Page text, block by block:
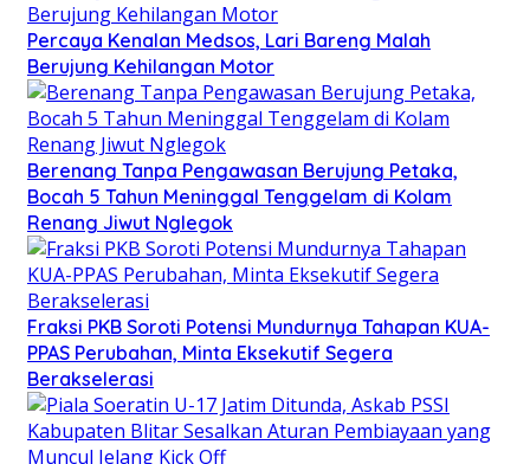
Percaya Kenalan Medsos, Lari Bareng Malah
Berujung Kehilangan Motor
Berenang Tanpa Pengawasan Berujung Petaka,
Bocah 5 Tahun Meninggal Tenggelam di Kolam
Renang Jiwut Nglegok
Fraksi PKB Soroti Potensi Mundurnya Tahapan KUA-
PPAS Perubahan, Minta Eksekutif Segera
Berakselerasi